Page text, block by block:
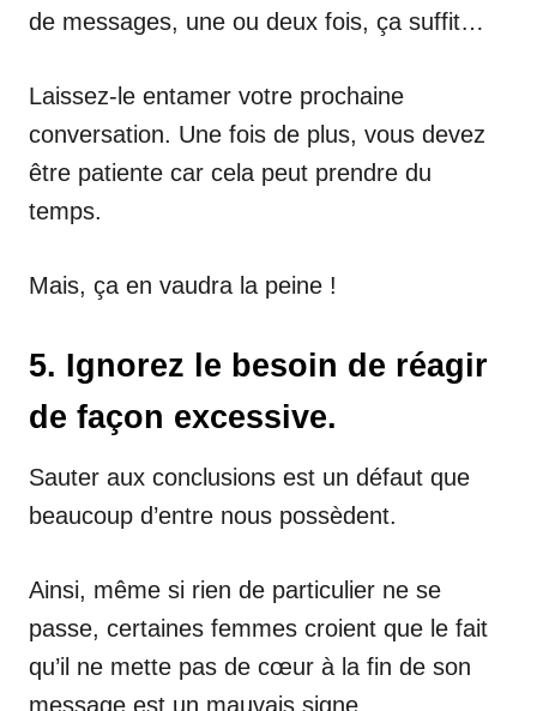
de messages, une ou deux fois, ça suffit…
Laissez-le entamer votre prochaine
conversation. Une fois de plus, vous devez
être patiente car cela peut prendre du
temps.
Mais, ça en vaudra la peine !
5. Ignorez le besoin de réagir
de façon excessive.
Sauter aux conclusions est un défaut que
beaucoup d’entre nous possèdent.
Ainsi, même si rien de particulier ne se
passe, certaines femmes croient que le fait
qu’il ne mette pas de cœur à la fin de son
message est un mauvais signe.